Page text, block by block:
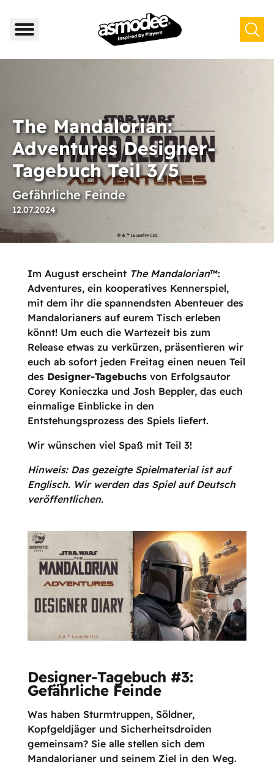
The Mandalorian:
Adventures Designer-
Tagebuch Teil 3/5
Gefährliche Feinde
12.07.2024
Im August erscheint The Mandalorian™:
Adventures, ein kooperatives Kennerspiel,
mit dem ihr die spannendsten Abenteuer des
Mandalorianers auf eurem Tisch erleben
könnt! Um euch die Wartezeit bis zum
Release etwas zu verkürzen, präsentieren wir
euch ab sofort jeden Freitag einen neuen Teil
des Designer-Tagebuchsvon Erfolgsautor
Corey Konieczka und Josh Beppler, das euch
einmalige Einblicke in den
Entstehungsprozess des Spiels liefert.
Wir wünschen viel Spaß mit Teil 3!
Hinweis: Das gezeigte Spielmaterial ist auf
Englisch. Wir werden das Spiel auf Deutsch
veröffentlichen.
Designer-Tagebuch #3:
Gefährliche Feinde
Was haben Sturmtruppen, Söldner,
Kopfgeldjäger und Sicherheitsdroiden
gemeinsam? Sie alle stellen sich dem
Mandalorianer und seinem Ziel in den Weg.